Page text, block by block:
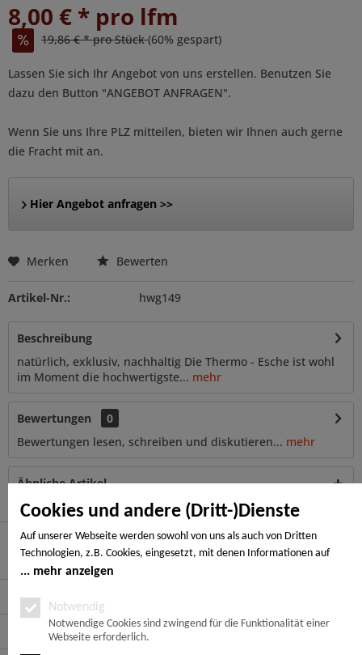
Cookies und andere (Dritt-)Dienste
Auf unserer Webseite werden sowohl von uns als auch von Dritten
Technologien, z.B. Cookies, eingesetzt, mit denen Informationen auf
Ihrem Endgerät gespeichert und/oder von Ihrem Endgerät abgerufen
Notwendige Cookies, Analyse-, Marketing- und Statistik-Cookies. Bei den
notwendigen Cookies handelt es sich um solche, die technisch notwendig
sind, um den von Ihnen gewünschten Dienst bereitzustellen, die übrigen
mehr anzeigen
Notwendig
Notwendige Cookies sind zwingend für die Funktionalität einer
Webseite erforderlich.
8,00 € * pro lfm
19,86 € * pro Stück(60% gespart)
Lassen Sie sich Ihr Angebot von uns erstellen. Benutzen Sie
dazu den Button "ANGEBOT ANFRAGEN".
Wenn Sie uns Ihre PLZ mitteilen, bieten wir Ihnen auch gerne
die Fracht mit an.
Hier Angebot anfragen >>
Merken Bewerten
Artikel-Nr.: hwg149
Beschreibung
natürlich, exklusiv, nachhaltig Die Thermo - Esche ist wohl
im Moment die hochwertigste... mehr
Bewertungen
0
Bewertungen lesen, schreiben und diskutieren... mehr
Ähnliche Artikel
Hier finden Sie uns
Service Hotline
Service